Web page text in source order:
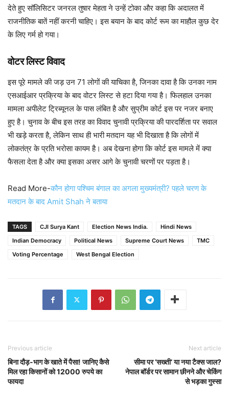
देते हुए सॉलिसिटर जनरल तुषार मेहता ने उन्हें टोका और कहा कि अदालत में
राजनीतिक बातें नहीं करनी चाहिए। इस बयान के बाद कोर्ट रूम का माहौल कुछ देर
के लिए गर्म हो गया।
वोटर लिस्ट विवाद
इस पूरे मामले की जड़ उन 71 लोगों की याचिका है, जिनका दावा है कि उनका नाम
एसआईआर प्रक्रिया के बाद वोटर लिस्ट से हटा दिया गया है। फिलहाल उनका
मामला अपीलेट ट्रिब्यूनल के पास लंबित है और सुप्रीम कोर्ट इस पर नजर बनाए
हुए है। चुनाव के बीच इस तरह का विवाद चुनावी प्रक्रिया की पारदर्शिता पर सवाल
भी खड़े करता है, लेकिन साथ ही भारी मतदान यह भी दिखाता है कि लोगों में
लोकतंत्र के प्रति भरोसा कायम है। अब देखना होगा कि कोर्ट इस मामले में क्या
फैसला देता है और क्या इसका असर आगे के चुनावी चरणों पर पड़ता है।
Read More-कौन होगा पश्चिम बंगाल का अगला मुख्यमंत्री? पहले चरण के
मतदान के बाद Amit Shah ने बताया
TAGS CJI Surya Kant Election News India.
Hindi News
Indian Democracy
Political News Supreme Court News
TMC
Voting Percentage
West Bengal Election
Previous article
बिना दौड़-भाग के खाते में पैसा! जानिए कैसे
मिल रहा किसानों को 12000 रुपये का
फायदा
Next article
सीमा पर ‘सख्ती’ या नया टैक्स जाल?
नेपाल बॉर्डर पर सामान छीनने और चेकिंग
से भड़का गुस्सा